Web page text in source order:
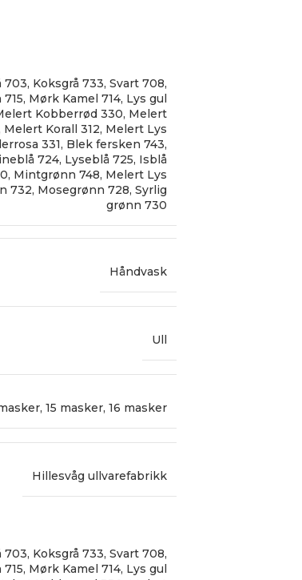
703, Koksgrå 733, Svart 708,
, Mørk Kamel 714, Lys gul
Kobberrød 330, Melert
Melert Korall 312, Melert Lys
331, Blek fersken 743,
724, Lyseblå 725, Isblå
, Mintgrønn 748, Melert Lys
732, Mosegrønn 728, Syrlig
grønn 730
Håndvask
Ull
, 15 masker, 16 masker
Hillesvåg ullvarefabrikk
703, Koksgrå 733, Svart 708,
, Mørk Kamel 714, Lys gul